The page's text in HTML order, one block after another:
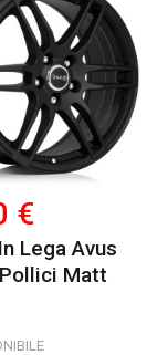
€
Lega Avus
Matt